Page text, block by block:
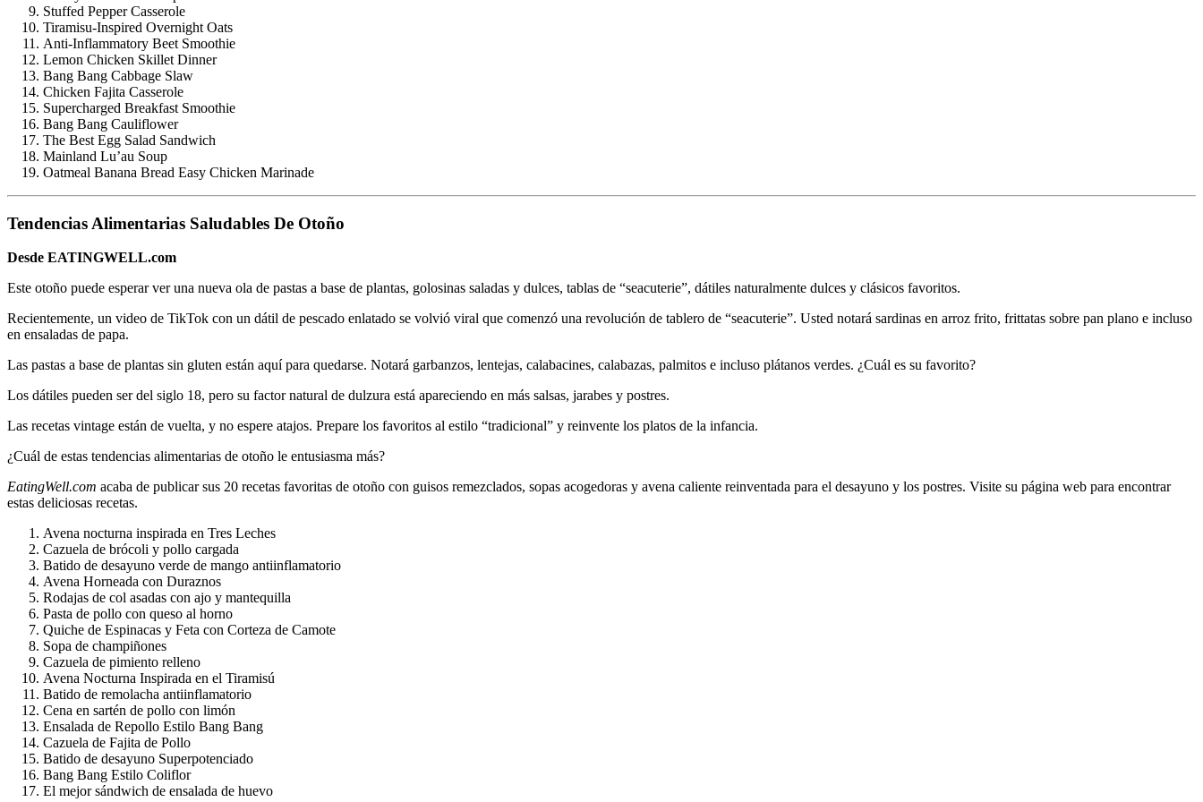
Stuffed Pepper Casserole
Tiramisu-Inspired Overnight Oats
Anti-Inflammatory Beet Smoothie
Lemon Chicken Skillet Dinner
Bang Bang Cabbage Slaw
Chicken Fajita Casserole
Supercharged Breakfast Smoothie
Bang Bang Cauliflower
The Best Egg Salad Sandwich
Mainland Lu’au Soup
Oatmeal Banana Bread Easy Chicken Marinade
Tendencias Alimentarias Saludables De Otoño
Desde EATINGWELL.com
Este otoño puede esperar ver una nueva ola de pastas a base de plantas, golosinas saladas y dulces, tablas de “seacuterie”, dátiles naturalmente dulces y clásicos favoritos.
Recientemente, un video de TikTok con un dátil de pescado enlatado se volvió viral que comenzó una revolución de tablero de “seacuterie”. Usted notará sardinas en arroz frito, frittatas sobre pan plano e incluso
en ensaladas de papa.
Las pastas a base de plantas sin gluten están aquí para quedarse. Notará garbanzos, lentejas, calabacines, calabazas, palmitos e incluso plátanos verdes. ¿Cuál es su favorito?
Los dátiles pueden ser del siglo 18, pero su factor natural de dulzura está apareciendo en más salsas, jarabes y postres.
Las recetas vintage están de vuelta, y no espere atajos. Prepare los favoritos al estilo “tradicional” y reinvente los platos de la infancia.
¿Cuál de estas tendencias alimentarias de otoño le entusiasma más?
EatingWell.com acaba de publicar sus 20 recetas favoritas de otoño con guisos remezclados, sopas acogedoras y avena caliente reinventada para el desayuno y los postres. Visite su página web para encontrar
estas deliciosas recetas.
Avena nocturna inspirada en Tres Leches
Cazuela de brócoli y pollo cargada
Batido de desayuno verde de mango antiinflamatorio
Avena Horneada con Duraznos
Rodajas de col asadas con ajo y mantequilla
Pasta de pollo con queso al horno
Quiche de Espinacas y Feta con Corteza de Camote
Sopa de champiñones
Cazuela de pimiento relleno
Avena Nocturna Inspirada en el Tiramisú
Batido de remolacha antiinflamatorio
Cena en sartén de pollo con limón
Ensalada de Repollo Estilo Bang Bang
Cazuela de Fajita de Pollo
Batido de desayuno Superpotenciado
Bang Bang Estilo Coliflor
El mejor sándwich de ensalada de huevo